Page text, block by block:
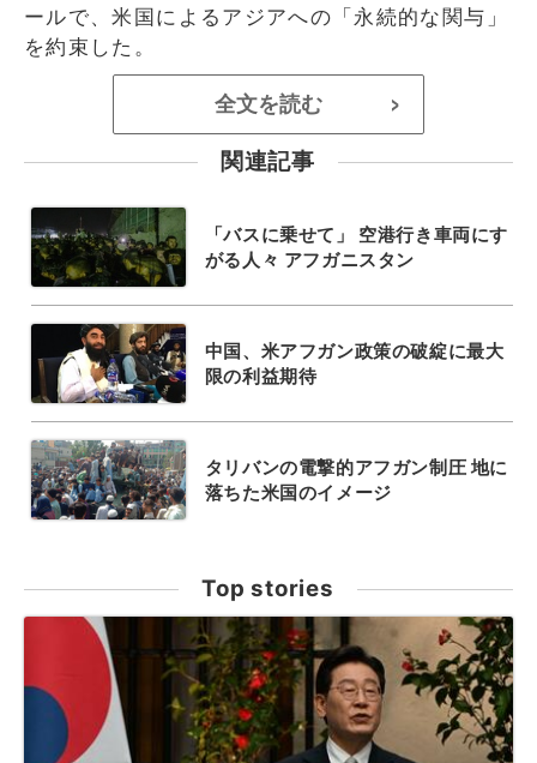
ールで、米国によるアジアへの「永続的な関与」
を約束した。
全文を読む >
関連記事
「バスに乗せて」 空港行き車両にす
がる人々 アフガニスタン
中国、米アフガン政策の破綻に最大
限の利益期待
タリバンの電撃的アフガン制圧 地に
落ちた米国のイメージ
Top stories